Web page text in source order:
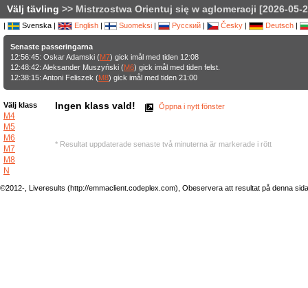
Välj tävling >> Mistrzostwa Orientuj się w aglomeracji [2026-05-
| Svenska | English | Suomeksi | Русский | Česky | Deutsch |
Senaste passeringarna
12:56:45: Oskar Adamski (M7) gick imål med tiden 12:08
12:48:42: Aleksander Muszyński (M6) gick imål med tiden felst.
12:38:15: Antoni Feliszek (M8) gick imål med tiden 21:00
Välj klass
M4
M5
M6
M7
M8
N
Ingen klass vald! Öppna i nytt fönster
* Resultat uppdaterade senaste två minuterna är markerade i rött
©2012-, Liveresults (http://emmaclient.codeplex.com), Obeservera att resultat på denna